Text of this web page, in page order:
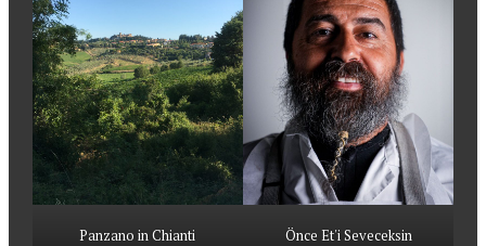
Panzano in Chianti Önce Et'i Seveceksin